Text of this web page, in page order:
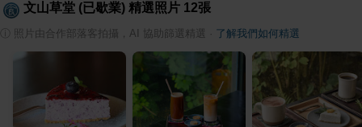
文山草堂 (已歇業) 精選照片 12張
照片由合作部落客拍攝，AI 協助篩選精選 了解我們如何精選